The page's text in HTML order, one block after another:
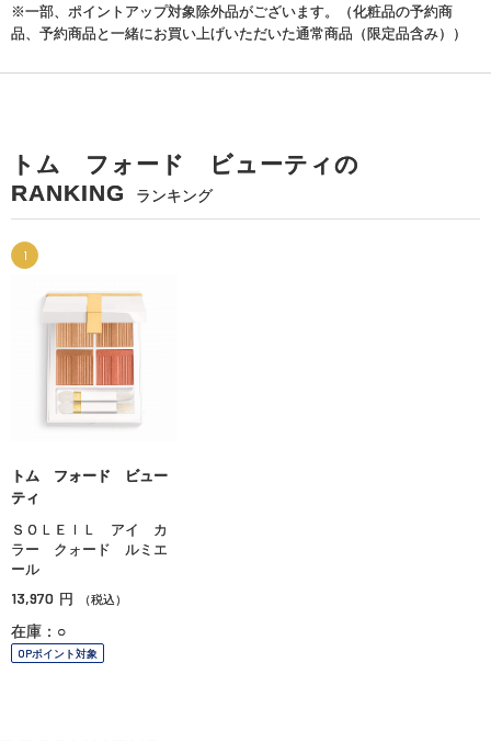
※一部、ポイントアップ対象除外品がございます。（化粧品の予約商
品、予約商品と一緒にお買い上げいただいた通常商品（限定品含み））
トム フォード ビューティの
RANKING
ランキング
1
トム フォード ビュー
ティ
ＳＯＬＥＩＬ アイ カ
ラー クォード ルミエ
ール
13,970 円 （税込）
在庫：○
OPポイント対象